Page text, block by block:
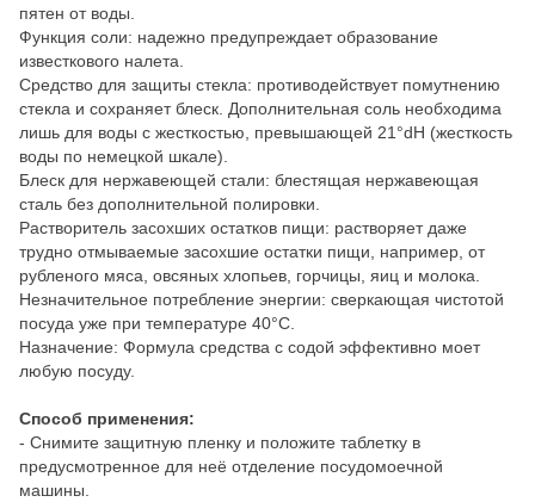
пятен от воды.
Функция соли: надежно предупреждает образование
известкового налета.
Средство для защиты стекла: противодействует помутнению
стекла и сохраняет блеск. Дополнительная соль необходима
лишь для воды с жесткостью, превышающей 21°dH (жесткость
воды по немецкой шкале).
Блеск для нержавеющей стали: блестящая нержавеющая
сталь без дополнительной полировки.
Растворитель засохших остатков пищи: растворяет даже
трудно отмываемые засохшие остатки пищи, например, от
рубленого мяса, овсяных хлопьев, горчицы, яиц и молока.
Незначительное потребление энергии: сверкающая чистотой
посуда уже при температуре 40°С.
Назначение: Формула средства с содой эффективно моет
любую посуду.
Способ применения:
- Снимите защитную пленку и положите таблетку в
предусмотренное для неё отделение посудомоечной
машины.